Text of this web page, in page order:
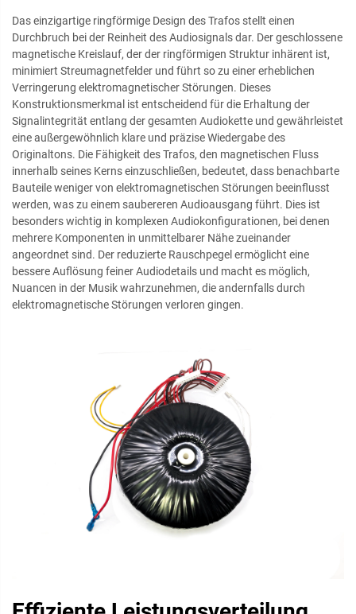
Das einzigartige ringförmige Design des Trafos stellt einen
Durchbruch bei der Reinheit des Audiosignals dar. Der geschlossene
magnetische Kreislauf, der der ringförmigen Struktur inhärent ist,
minimiert Streumagnetfelder und führt so zu einer erheblichen
Verringerung elektromagnetischer Störungen. Dieses
Konstruktionsmerkmal ist entscheidend für die Erhaltung der
Signalintegrität entlang der gesamten Audiokette und gewährleistet
eine außergewöhnlich klare und präzise Wiedergabe des
Originaltons. Die Fähigkeit des Trafos, den magnetischen Fluss
innerhalb seines Kerns einzuschließen, bedeutet, dass benachbarte
Bauteile weniger von elektromagnetischen Störungen beeinflusst
werden, was zu einem saubereren Audioausgang führt. Dies ist
besonders wichtig in komplexen Audiokonfigurationen, bei denen
mehrere Komponenten in unmittelbarer Nähe zueinander
angeordnet sind. Der reduzierte Rauschpegel ermöglicht eine
bessere Auflösung feiner Audiodetails und macht es möglich,
Nuancen in der Musik wahrzunehmen, die andernfalls durch
elektromagnetische Störungen verloren gingen.